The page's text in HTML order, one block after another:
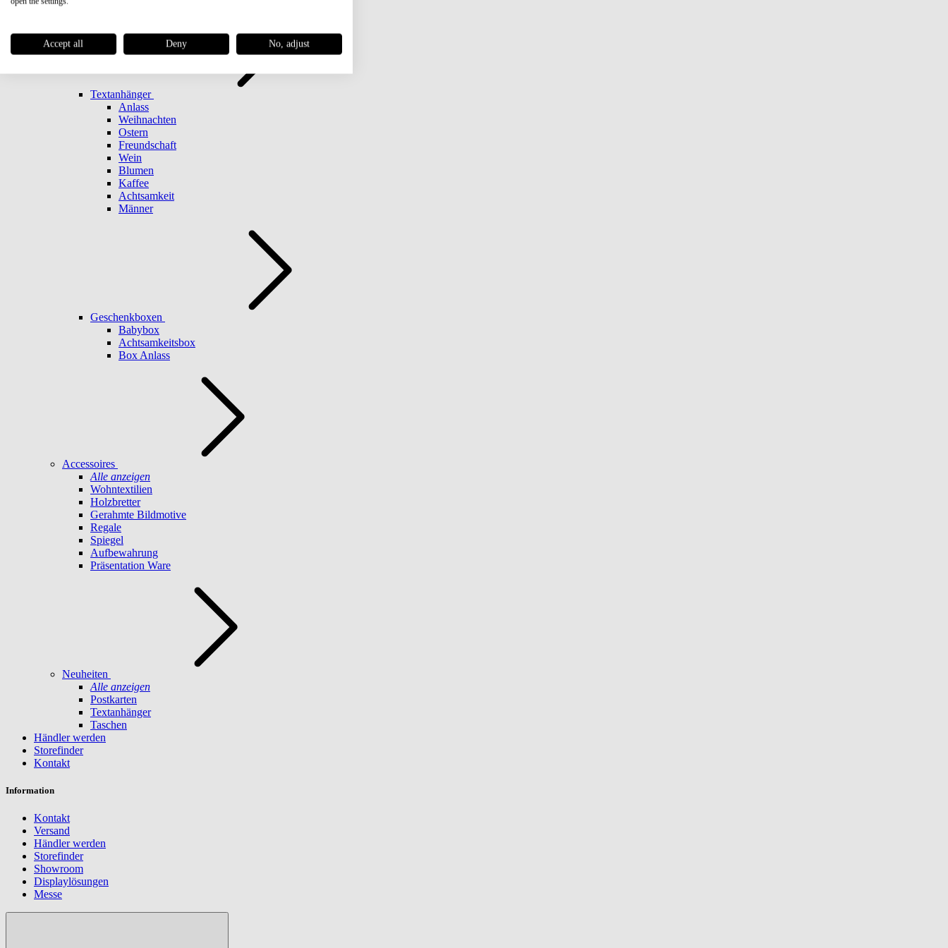
Textanhänger
Anlass
Weihnachten
Ostern
Freundschaft
Wein
Blumen
Kaffee
Achtsamkeit
Männer
Geschenkboxen
Babybox
Achtsamkeitsbox
Box Anlass
Accessoires
Alle anzeigen
Wohntextilien
Holzbretter
Gerahmte Bildmotive
Regale
Spiegel
Aufbewahrung
Präsentation Ware
Neuheiten
Alle anzeigen
Postkarten
Textanhänger
Taschen
Händler werden
Storefinder
Kontakt
Information
Kontakt
Versand
Händler werden
Storefinder
Showroom
Displaylösungen
Messe
Accept all Deny No, adjust